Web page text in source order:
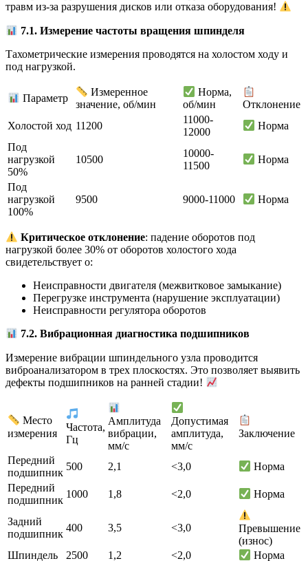
травм из-за разрушения дисков или отказа оборудования!
7.1. Измерение частоты вращения шпинделя
Тахометрические измерения проводятся на холостом ходу и
под нагрузкой.
Параметр
Измеренное
значение, об/мин
Норма,
об/мин
Отклонение
Холостой ход 11200
11000-
12000
Норма
Под
нагрузкой
50%
10500
10000-
11500
Норма
Под
нагрузкой
100%
9500 9000-11000 Норма
Критическое отклонение: падение оборотов под
нагрузкой более 30% от оборотов холостого хода
свидетельствует о:
Неисправности двигателя (межвитковое замыкание)
Перегрузке инструмента (нарушение эксплуатации)
Неисправности регулятора оборотов
7.2. Вибрационная диагностика подшипников
Измерение вибрации шпиндельного узла проводится
виброанализатором в трех плоскостях. Это позволяет выявить
дефекты подшипников на ранней стадии!
Место
измерения
Частота,
Гц
Амплитуда
вибрации,
мм/с
Допустимая
амплитуда,
мм/с
Заключение
Передний
подшипник
500 2,1 <3,0
Норма
Передний
подшипник
1000 1,8 <2,0 Норма
Задний
подшипник
400 3,5 <3,0
Превышение
(износ)
Шпиндель
2500 1,2 <2,0 Норма